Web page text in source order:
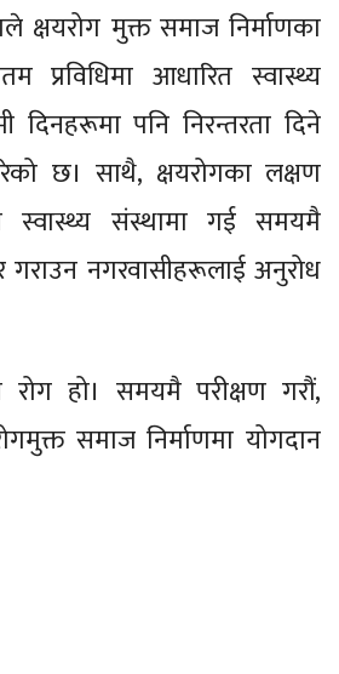
क्षयरोग मुक्त समाज निर्माणका
प्रविधिमा आधारित स्वास्थ्य
दिनहरूमा पनि निरन्तरता दिने
छ। साथै, क्षयरोगका लक्षण
स्वास्थ्य संस्थामा गई समयमै
गराउन नगरवासीहरूलाई अनुरोध
रोग हो। समयमै परीक्षण गरौं,
समाज निर्माणमा योगदान